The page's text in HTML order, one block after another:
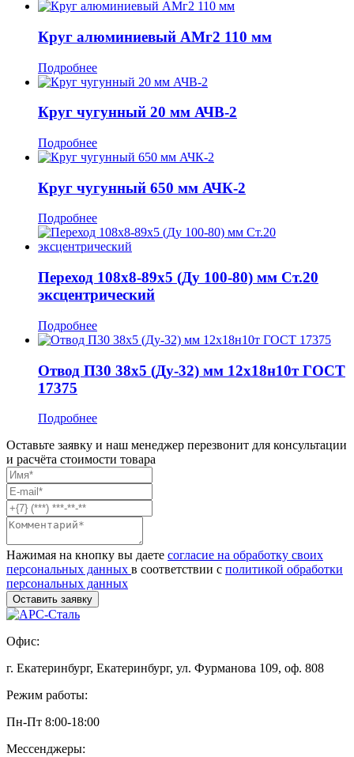
Круг алюминиевый АМг2 110 мм
Подробнее
Круг чугунный 20 мм АЧВ-2
Подробнее
Круг чугунный 650 мм АЧК-2
Подробнее
Переход 108x8-89x5 (Ду 100-80) мм Ст.20
эксцентрический
Подробнее
Отвод П30 38x5 (Ду-32) мм 12х18н10т ГОСТ
17375
Подробнее
Оставьте заявку и наш менеджер перезвонит для консультации
и расчёта стоимости товара
Нажимая на кнопку вы даете согласие на обработку своих
персональных данных в соответствии с политикой обработки
персональных данных
Офис:
г. Екатеринбург, Екатеринбург, ул. Фурманова 109, оф. 808
Режим работы:
Пн-Пт 8:00-18:00
Мессенджеры: